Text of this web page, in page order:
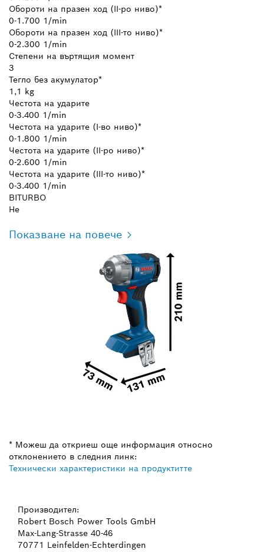
Обороти на празен ход (ІІ-ро ниво)*
0-1.700 1/min
Обороти на празен ход (ІІІ-то ниво)*
0-2.300 1/min
Степени на въртящия момент
3
Тегло без акумулатор*
1,1 kg
Честота на ударите
0-3.400 1/min
Честота на ударите (І-во ниво)*
0-1.800 1/min
Честота на ударите (ІІ-ро ниво)*
0-2.600 1/min
Честота на ударите (ІІІ-то ниво)*
0-3.400 1/min
BITURBO
Не
Показване на повече
* Можеш да откриеш още информация относно
отклонението в следния линк:
Технически характеристики на продуктитте
Производител:
Robert Bosch Power Tools GmbH
Max-Lang-Strasse 40-46
70771 Leinfelden-Echterdingen